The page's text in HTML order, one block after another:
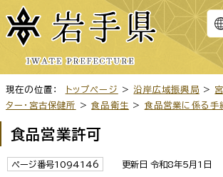
現在の位置： トップページ > 沿岸広域振興局 >
ター・宮古保健所
>食品衛生 > 食品営業に係る手
食品営業許可
ページ番号1094146 更新日 令和8年5月1日